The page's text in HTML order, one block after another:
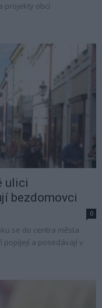
projekty obcí
ulici
bezdomovci
0
se do centra města
popíjejí a posedávají v